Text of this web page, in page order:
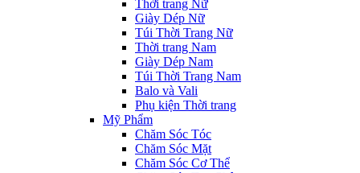
Thời trang Nữ
Giày Dép Nữ
Túi Thời Trang Nữ
Thời trang Nam
Giày Dép Nam
Túi Thời Trang Nam
Balo và Vali
Phụ kiện Thời trang
Mỹ Phẩm
Chăm Sóc Tóc
Chăm Sóc Mặt
Chăm Sóc Cơ Thể